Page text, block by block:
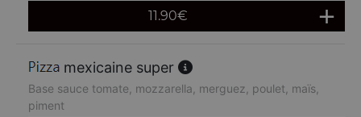
11.90€
mexicaine super
Base sauce tomate, mozzarella, merguez, poulet, maïs,
piment